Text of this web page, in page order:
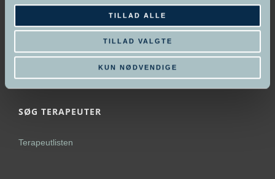
TILLAD ALLE
TILLAD VALGTE
KUN NØDVENDIGE
•Master Hypnoterapeut
Hypnose Psykoterapeut
•Spirituel Hypnoterapeut
SØG TERAPEUTER
Terapeutlisten